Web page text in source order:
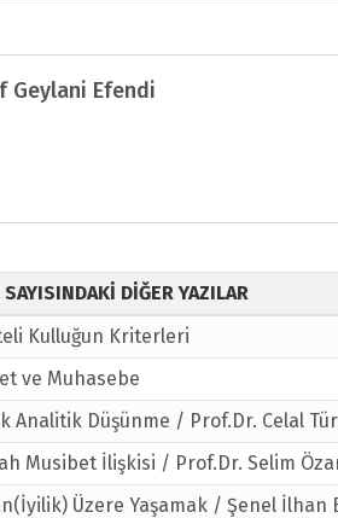
Geylani Efendi
DİĞER YAZILAR
Kulluğun Kriterleri
ve Muhasebe
Analitik Düşünme / Prof.Dr. Celal
Musibet İlişkisi / Prof.Dr. Selim
Üzere Yaşamak / Şenel İlhan